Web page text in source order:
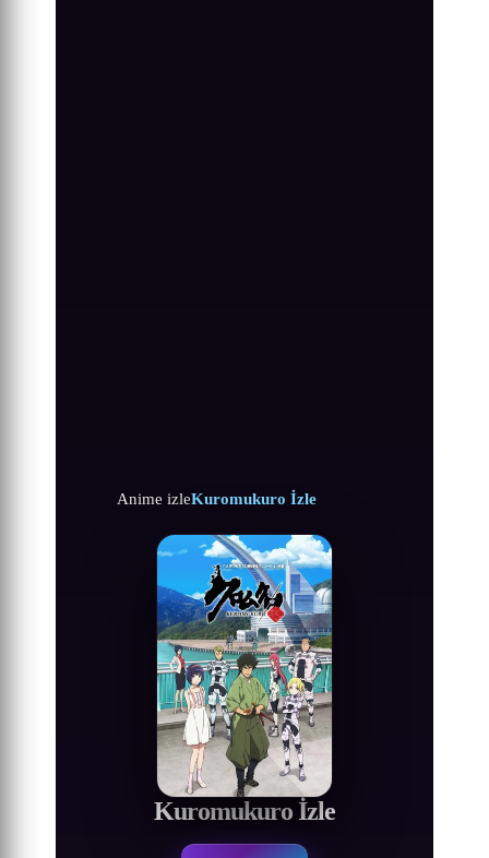
Anime izleKuromukuro İzle
Kuromukuro İzle